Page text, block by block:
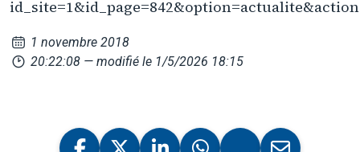
1 novembre 2018
20:22:08 — modifié le 1/5/2026 18:15